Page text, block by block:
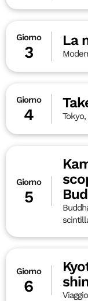
Giorno
3
La
Giorno
4
Giorno
5
Giorno
6